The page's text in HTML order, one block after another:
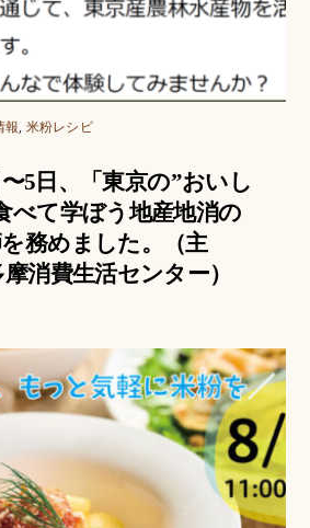
報, 米粉レシピ
5日、「東京の”おいし
べて学ぼう地産地消の
務めました。（主
消費生活センター）